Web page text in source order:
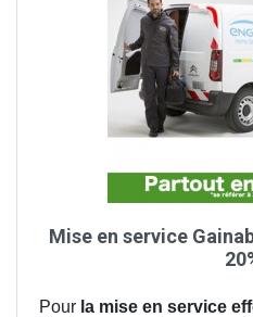
Mise en service
Pour la mise en service